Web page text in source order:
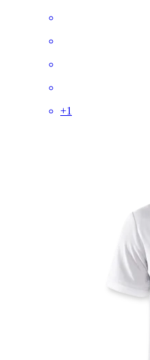
+1